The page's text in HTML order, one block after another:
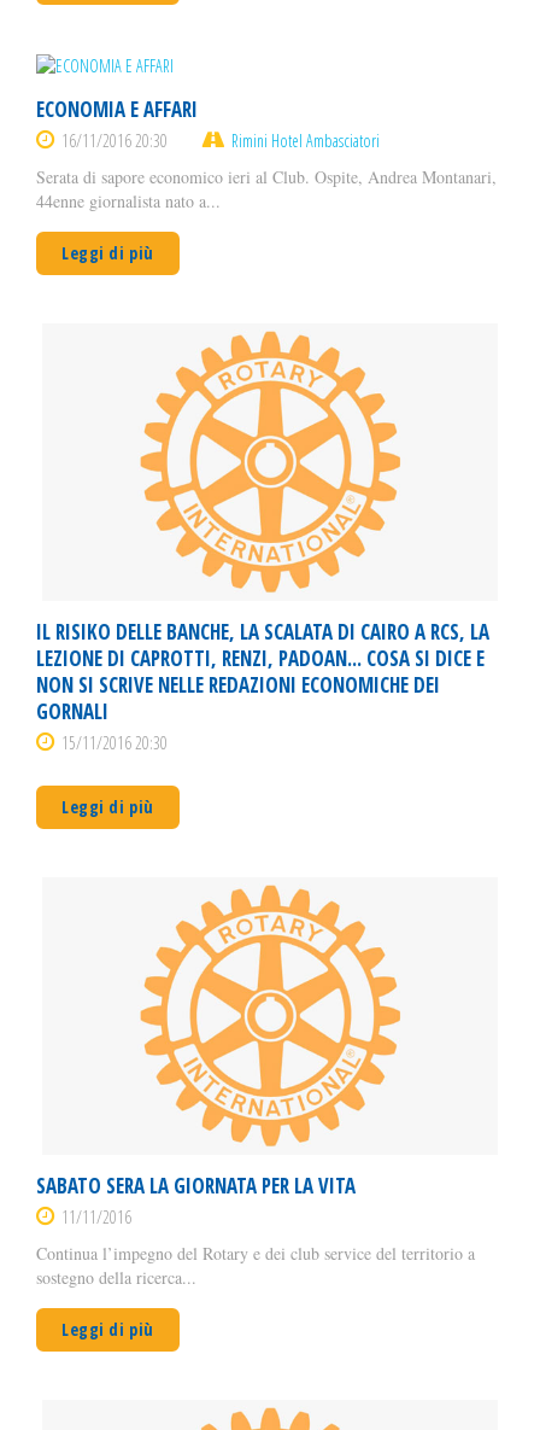
ECONOMIA E AFFARI
16/11/2016 20:30
Rimini Hotel Ambasciatori
Serata di sapore economico ieri al Club. Ospite, Andrea Montanari,
44enne giornalista nato a...
Leggi di più
IL RISIKO DELLE BANCHE, LA SCALATA DI CAIRO A RCS, LA
LEZIONE DI CAPROTTI, RENZI, PADOAN... COSA SI DICE E
NON SI SCRIVE NELLE REDAZIONI ECONOMICHE DEI
GORNALI
15/11/2016 20:30
Leggi di più
SABATO SERA LA GIORNATA PER LA VITA
11/11/2016
Continua l’impegno del Rotary e dei club service del territorio a
sostegno della ricerca...
Leggi di più